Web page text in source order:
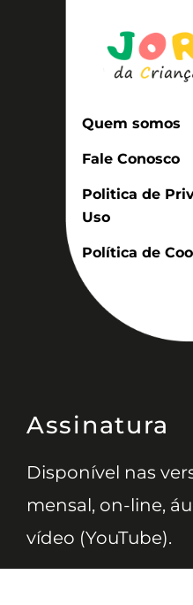
Quem somos
Fale Conosco
Politica de
Uso
Política de
Assinatura
Disponível nas
mensal, on-line,
vídeo (YouTube).